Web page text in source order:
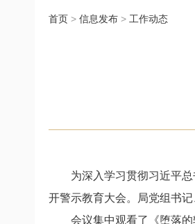
首页 > 信息发布 > 工作动态
为深入学习贯彻习近平
开警示教育大会。局党组书
会议集中观看了《堕落